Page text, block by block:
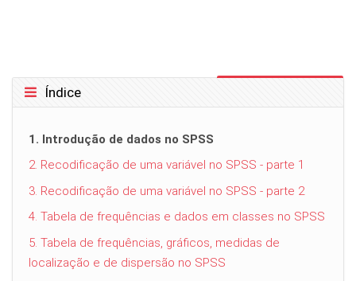
Ignorar Índice
Índice
1. Introdução de dados no SPSS
2. Recodificação de uma variável no SPSS - parte 1
3. Recodificação de uma variável no SPSS - parte 2
4. Tabela de frequências e dados em classes no SPSS
5. Tabela de frequências, gráficos, medidas de
localização e de dispersão no SPSS